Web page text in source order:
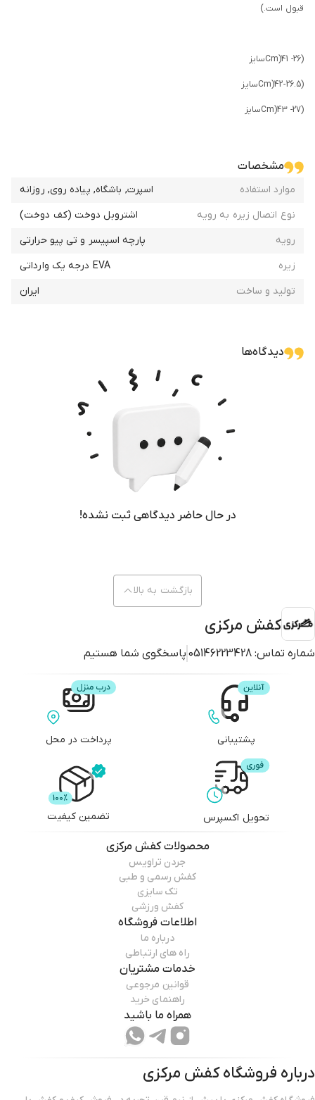
قبول است.)
(Cm)41 -26سایز
(Cm)42 -26.5سایز
(Cm)43 -27سایز
جهت راهنمای خرید میتوانید با این شماره تماس بگیرید
09391804455
برای نحوه اندازه گیری سایز پا روی متن کلیک کنید
مشخصات
موارد استفاده
اسپرت, باشگاه, پیاده روی, روزانه
نوع اتصال زیره به رویه
اشتروبل دوخت (کف دوخت)
رویه
پارچه اسپیسر و تی پیو حرارتی
زیره
EVA درجه یک وارداتی
تولید و ساخت
ایران
دیدگاه‌ها
در حال حاضر دیدگاهی ثبت نشده!
کفش مرکزی
شماره تماس: 05146223428 پاسخگوی شما هستیم
بازگشت به بالا
پشتیبانی پرداخت در محل
تحویل اکسپرس تضمین کیفیت
محصولاتکفش مرکزی
جردن تراویس
کفش رسمی و طبی
تک سایزی
کفش ورزشی
اطلاعات فروشگاه
درباره ما
راه های ارتباطی
خدمات مشتریان
قوانین مرجوعی
راهنمای خرید
همراه ما باشید
درباره فروشگاهکفش مرکزی